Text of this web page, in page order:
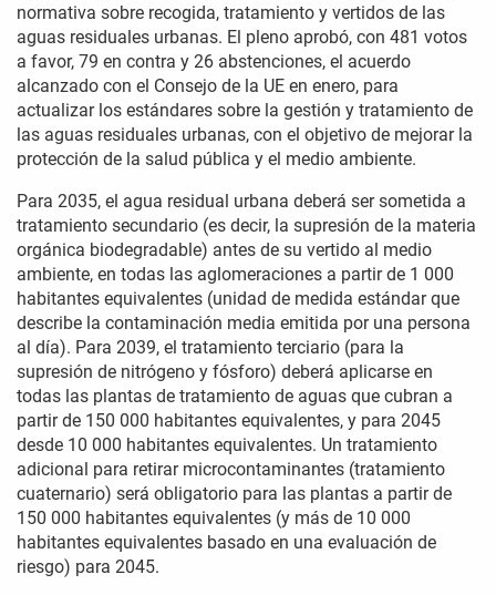
normativa sobre recogida, tratamiento y vertidos de las
aguas residuales urbanas. El pleno aprobó, con 481 votos
a favor, 79 en contra y 26 abstenciones, el acuerdo
alcanzado con el Consejo de la UE en enero, para
actualizar los estándares sobre la gestión y tratamiento de
las aguas residuales urbanas, con el objetivo de mejorar la
protección de la salud pública y el medio ambiente.
Para 2035, el agua residual urbana deberá ser sometida a
tratamiento secundario (es decir, la supresión de la materia
orgánica biodegradable) antes de su vertido al medio
ambiente, en todas las aglomeraciones a partir de 1 000
habitantes equivalentes (unidad de medida estándar que
describe la contaminación media emitida por una persona
al día). Para 2039, el tratamiento terciario (para la
supresión de nitrógeno y fósforo) deberá aplicarse en
todas las plantas de tratamiento de aguas que cubran a
partir de 150 000 habitantes equivalentes, y para 2045
desde 10 000 habitantes equivalentes. Un tratamiento
adicional para retirar microcontaminantes (tratamiento
cuaternario) será obligatorio para las plantas a partir de
150 000 habitantes equivalentes (y más de 10 000
habitantes equivalentes basado en una evaluación de
riesgo) para 2045.